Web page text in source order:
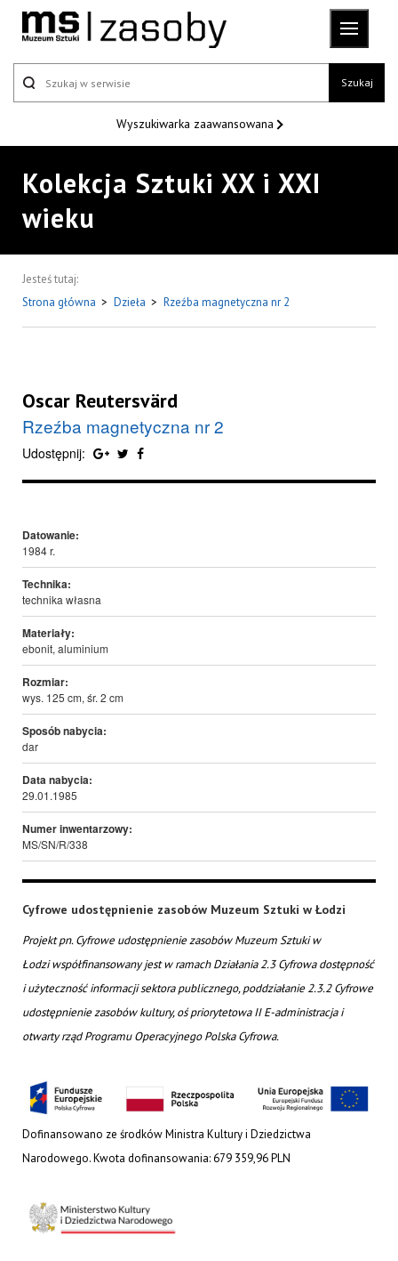
Szukaj
Wyszukiwarka zaawansowana
Kolekcja Sztuki XX i XXI
wieku
Jesteś tutaj:
Strona główna > Dzieła > Rzeźba magnetyczna nr 2
Oscar Reutersvärd
Rzeźba magnetyczna nr 2
Udostępnij:
Datowanie:
1984 r.
Technika:
technika własna
Materiały:
ebonit, aluminium
Rozmiar:
wys. 125 cm, śr. 2 cm
Sposób nabycia:
dar
Data nabycia:
29.01.1985
Numer inwentarzowy:
MS/SN/R/338
Cyfrowe udostępnienie zasobów Muzeum Sztuki w Łodzi
Projekt pn. Cyfrowe udostępnienie zasobów Muzeum Sztuki w
Łodzi współfinansowany jest w ramach Działania 2.3 Cyfrowa dostępność
i użyteczność informacji sektora publicznego, poddziałanie 2.3.2 Cyfrowe
udostępnienie zasobów kultury, oś priorytetowa II E-administracja i
otwarty rząd Programu Operacyjnego Polska Cyfrowa.
Dofinansowano ze środków Ministra Kultury i Dziedzictwa
Narodowego. Kwota dofinansowania: 679 359,96 PLN